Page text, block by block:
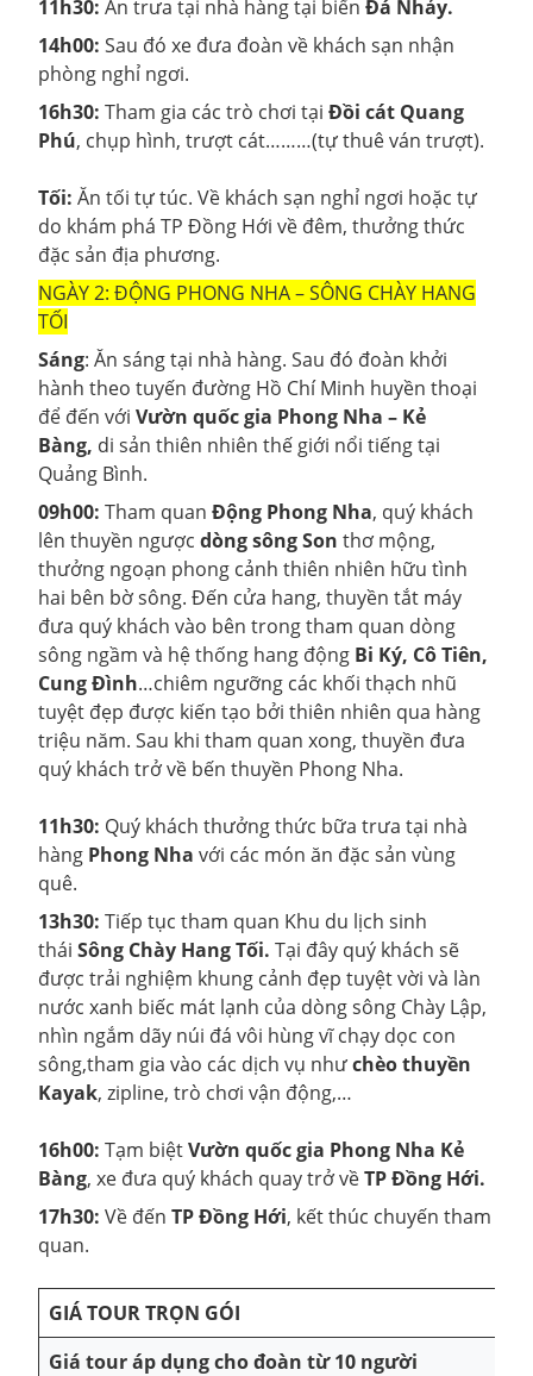
11h30: Ăn trưa tại nhà hàng tại biển Đá Nhảy.
14h00: Sau đó xe đưa đoàn về khách sạn nhận
phòng nghỉ ngơi.
16h30: Tham gia các trò chơi tại Đồi cát Quang
Phú, chụp hình, trượt cát………(tự thuê ván trượt).
Tối: Ăn tối tự túc. Về khách sạn nghỉ ngơi hoặc tự
do khám phá TP Đồng Hới về đêm, thưởng thức
đặc sản địa phương.
NGÀY 2: ĐỘNG PHONG NHA – SÔNG CHÀY HANG
TỐI
Sáng: Ăn sáng tại nhà hàng. Sau đó đoàn khởi
hành theo tuyến đường Hồ Chí Minh huyền thoại
để đến với Vườn quốc gia Phong Nha – Kẻ
Bàng, di sản thiên nhiên thế giới nổi tiếng tại
Quảng Bình.
09h00: Tham quan Động Phong Nha, quý khách
lên thuyền ngược dòng sông Son thơ mộng,
thưởng ngoạn phong cảnh thiên nhiên hữu tình
hai bên bờ sông. Đến cửa hang, thuyền tắt máy
đưa quý khách vào bên trong tham quan dòng
sông ngầm và hệ thống hang động Bi Ký, Cô Tiên,
Cung Đình…chiêm ngưỡng các khối thạch nhũ
tuyệt đẹp được kiến tạo bởi thiên nhiên qua hàng
triệu năm. Sau khi tham quan xong, thuyền đưa
quý khách trở về bến thuyền Phong Nha.
11h30: Quý khách thưởng thức bữa trưa tại nhà
hàng Phong Nha với các món ăn đặc sản vùng
quê.
13h30: Tiếp tục tham quan Khu du lịch sinh
thái Sông Chày Hang Tối. Tại đây quý khách sẽ
được trải nghiệm khung cảnh đẹp tuyệt vời và làn
nước xanh biếc mát lạnh của dòng sông Chày Lập,
nhìn ngắm dãy núi đá vôi hùng vĩ chạy dọc con
sông,tham gia vào các dịch vụ nhưchèo thuyền
Kayak, zipline, trò chơi vận động,…
16h00: Tạm biệtVườn quốc gia Phong Nha Kẻ
Bàng, xe đưa quý khách quay trở vềTP Đồng Hới.
17h30: Về đến TP Đồng Hới, kết thúc chuyến tham
quan.
GIÁ TOUR TRỌN GÓI
Giá tour áp dụng cho đoàn từ 10 người